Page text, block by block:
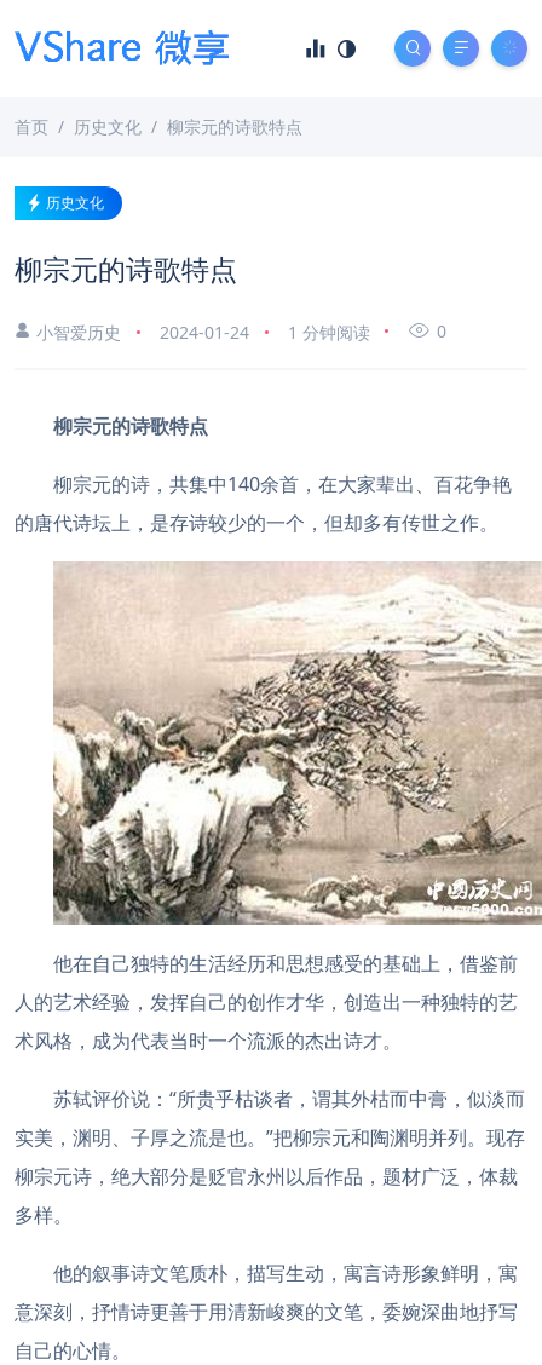
首页 历史文化 柳宗元的诗歌特点
历史文化
柳宗元的诗歌特点
小智爱历史 2024-01-24 1 分钟阅读 0
柳宗元的诗歌特点
柳宗元的诗，共集中140余首，在大家辈出、百花争艳
的唐代诗坛上，是存诗较少的一个，但却多有传世之作。
他在自己独特的生活经历和思想感受的基础上，借鉴前
人的艺术经验，发挥自己的创作才华，创造出一种独特的艺
术风格，成为代表当时一个流派的杰出诗才。
苏轼评价说：“所贵乎枯谈者，谓其外枯而中膏，似淡而
实美，渊明、子厚之流是也。”把柳宗元和陶渊明并列。现存
柳宗元诗，绝大部分是贬官永州以后作品，题材广泛，体裁
多样。
他的叙事诗文笔质朴，描写生动，寓言诗形象鲜明，寓
意深刻，抒情诗更善于用清新峻爽的文笔，委婉深曲地抒写
自己的心情。